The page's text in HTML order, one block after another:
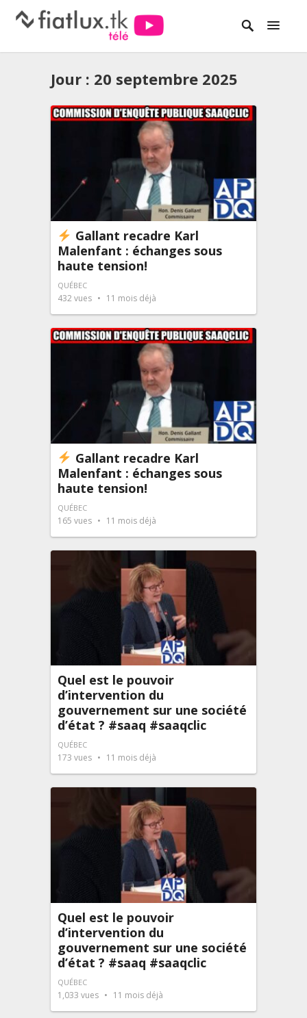
Jour : 20 septembre 2025
Gallant recadre Karl
Malenfant : échanges sous
haute tension!
QUÉBEC
432vues 11 mois déjà
Gallant recadre Karl
Malenfant : échanges sous
haute tension!
QUÉBEC
165 vues 11 mois déjà
Quel est le pouvoir
d’intervention du
gouvernement sur une société
d’état ? #saaq #saaqclic
QUÉBEC
173 vues 11 mois déjà
Quel est le pouvoir
d’intervention du
gouvernement sur une société
d’état ? #saaq #saaqclic
QUÉBEC
1,033 vues 11 mois déjà